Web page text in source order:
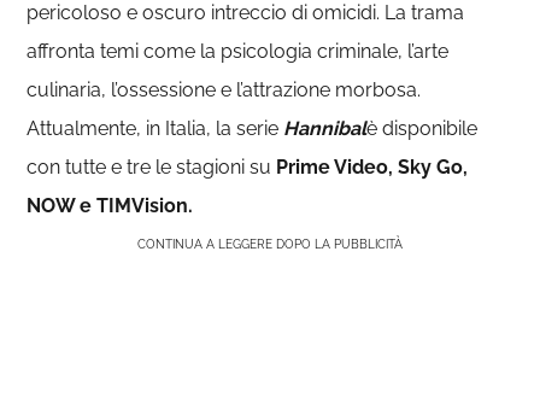
pericoloso e oscuro intreccio di omicidi. La trama
affronta temi come la psicologia criminale, l’arte
culinaria, l’ossessione e l’attrazione morbosa.
Attualmente, in Italia, la serie Hannibalè disponibile
con tutte e tre le stagioni su Prime Video, Sky Go,
NOW e TIMVision.
CONTINUA A LEGGERE DOPO LA PUBBLICITÀ